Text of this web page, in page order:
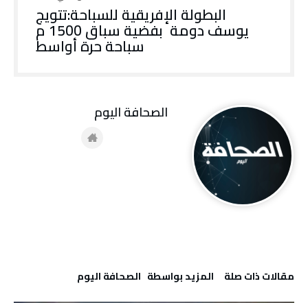
البطولة الإفريقية للسباحة:تتويج
يوسف دومة بفضية سباق 1500 م
سباحة حرة أواسط
‫مقالات ذات صلة‬ ‫‫المزيد بواسطة‬ ‬ ‭ ‬الصحافة‭ ‬اليوم